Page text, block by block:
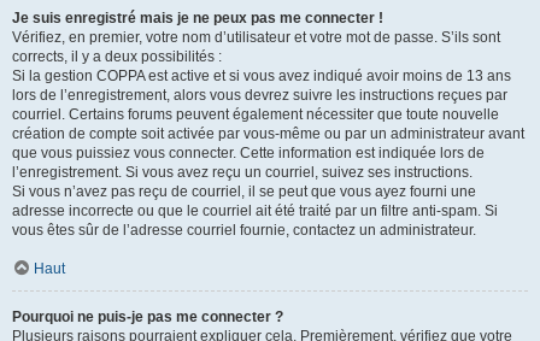
Je suis enregistré mais je ne peux pas me connecter !
Vérifiez, en premier, votre nom d’utilisateur et votre mot de passe. S’ils sont
corrects, il y a deux possibilités :
Si la gestion COPPA est active et si vous avez indiqué avoir moins de 13 ans
lors de l’enregistrement, alors vous devrez suivre les instructions reçues par
courriel. Certains forums peuvent également nécessiter que toute nouvelle
création de compte soit activée par vous-même ou par un administrateur avant
que vous puissiez vous connecter. Cette information est indiquée lors de
l’enregistrement. Si vous avez reçu un courriel, suivez ses instructions.
Si vous n’avez pas reçu de courriel, il se peut que vous ayez fourni une
adresse incorrecte ou que le courriel ait été traité par un filtre anti-spam. Si
vous êtes sûr de l’adresse courriel fournie, contactez un administrateur.
Haut
Pourquoi ne puis-je pas me connecter ?
Plusieurs raisons pourraient expliquer cela. Premièrement, vérifiez que votre